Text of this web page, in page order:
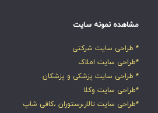
مشاهده نمونه سایت
* طراحی سایت شرکتی
*طراحی سایت املاک
* طراحی سایت پزشکی و پزشکان
*طراحی سایت وکلا
*طراحی سایت تالار،رستوران ،کافی شاپ